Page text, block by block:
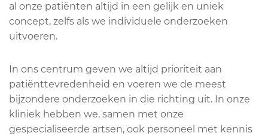
al onze patiënten altijd in een gelijk en uniek
concept, zelfs als we individuele onderzoeken
uitvoeren.
In ons centrum geven we altijd prioriteit aan
patiënttevredenheid en voeren we de meest
bijzondere onderzoeken in die richting uit. In onze
kliniek hebben we, samen met onze
gespecialiseerde artsen, ook personeel met kennis